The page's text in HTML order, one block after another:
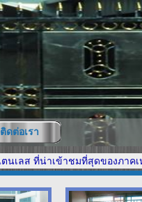
ติดต่อเรา
ส ที่น่าเข้าชมที่สุดของภาคเหนือ